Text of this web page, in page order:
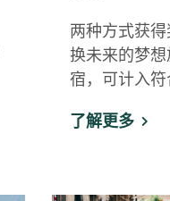
两种方式获
换未来的梦
宿，可计入符
了解更多